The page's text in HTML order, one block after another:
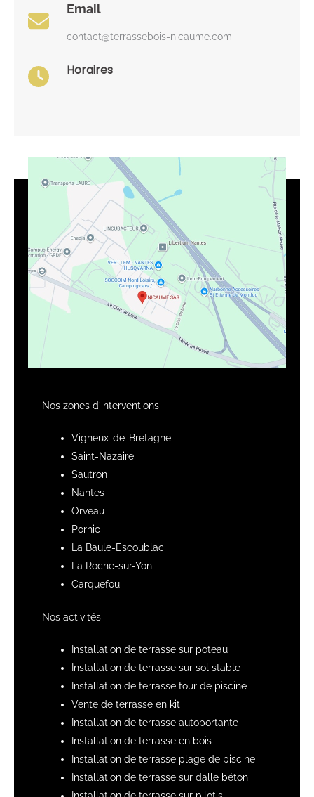
Email
contact@terrassebois-nicaume.com
Horaires
Nos zones d’interventions
Vigneux-de-Bretagne
Saint-Nazaire
Sautron
Nantes
Orveau
Pornic
La Baule-Escoublac
La Roche-sur-Yon
Carquefou
Nos activités
Installation de terrasse sur poteau
Installation de terrasse sur sol stable
Installation de terrasse tour de piscine
Vente de terrasse en kit
Installation de terrasse autoportante
Installation de terrasse en bois
Installation de terrasse plage de piscine
Installation de terrasse sur dalle béton